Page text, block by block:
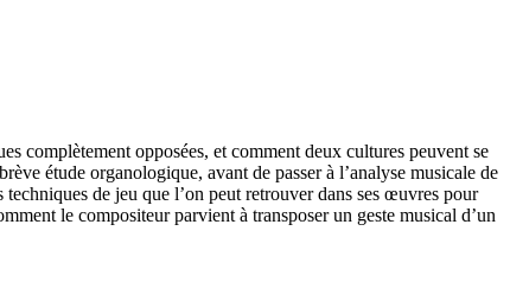
complètement opposées, et comment deux cultures peuvent se
étude organologique, avant de passer à l’analyse musicale de
de jeu que l’on peut retrouver dans ses œuvres pour
le compositeur parvient à transposer un geste musical d’un